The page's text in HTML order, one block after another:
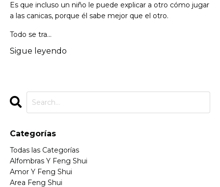
Es que incluso un niño le puede explicar a otro cómo jugar
a las canicas, porque él sabe mejor que el otro.
Todo se tra...
Sigue leyendo
Categorías
Todas las Categorías
Alfombras Y Feng Shui
Amor Y Feng Shui
Area Feng Shui